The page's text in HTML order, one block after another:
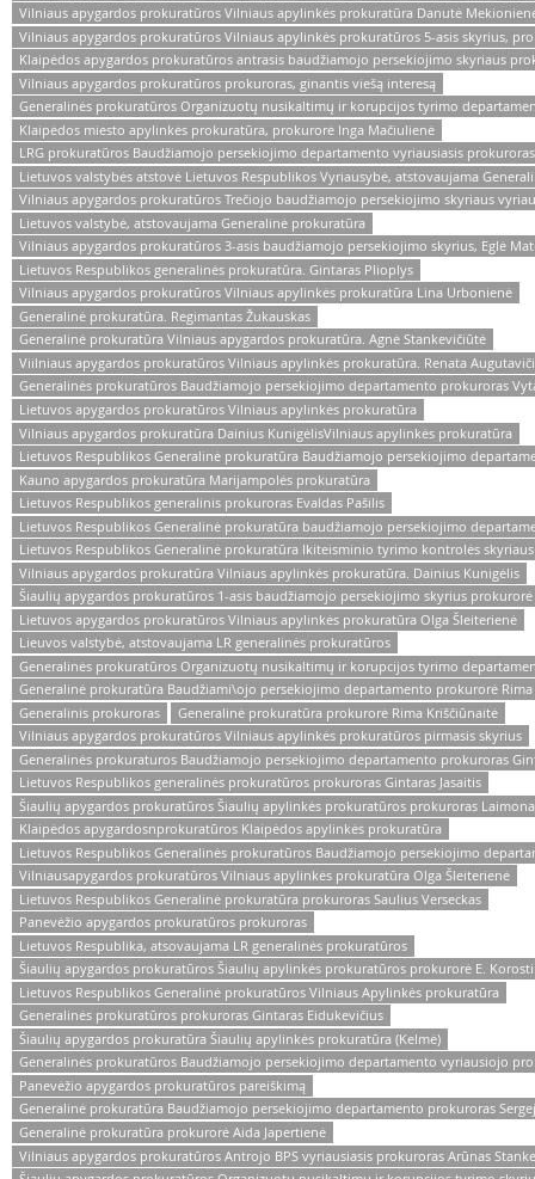
Vilniaus apygardos prokuratūros Vilniaus apylinkės prokuratūra Danutė
Vilniaus apygardos prokuratūros Vilniaus apylinkės prokuratūros 5-asis skyrius,
Klaipėdos apygardos prokuratūros antrasis baudžiamojo persekiojimo skyriaus
Vilniaus apygardos prokuratūros prokuroras, ginantis viešą interesą
Generalinės prokuratūros Organizuotų nusikaltimų ir korupcijos tyrimo
Klaipėdos miesto apylinkės prokuratūra, prokurorė Inga Mačiulienė
LRG prokuratūros Baudžiamojo persekiojimo departamento vyriausiasis
Lietuvos valstybės atstovė Lietuvos Respublikos Vyriausybė, atstovaujama
Vilniaus apygardos prokuratūros Trečiojo baudžiamojo persekiojimo skyriaus
Lietuvos valstybė, atstovaujama Generalinė prokuratūra
Vilniaus apygardos prokuratūros 3-asis baudžiamojo persekiojimo skyrius, Eglė
Lietuvos Respublikos generalinės prokuratūra. Gintaras Plioplys
Vilniaus apygardos prokuratūros Vilniaus apylinkės prokuratūra Lina Urbonienė
Generalinė prokuratūra. Regimantas Žukauskas
Generalinė prokuratūra Vilniaus apygardos prokuratūra. Agnė Stankevičiūtė
Viilniaus apygardos prokuratūros Vilniaus apylinkės prokuratūra. Renata
Generalinės prokuratūros Baudžiamojo persekiojimo departamento prokuroras
Lietuvos apygardos prokuratūros Vilniaus apylinkės prokuratūra
Vilniaus apygardos prokuratūra Dainius KunigėlisVilniaus apylinkės prokuratūra
Lietuvos Respublikos Generalinė prokuratūra Baudžiamojo persekiojimo
Kauno apygardos prokuratūra Marijampolės prokuratūra
Lietuvos Respublikos generalinis prokuroras Evaldas Pašilis
Lietuvos Respublikos Generalinė prokuratūra baudžiamojo persekiojimo
Lietuvos Respublikos Generalinė prokuratūra Ikiteisminio tyrimo kontrolės
Vilniaus apygardos prokuratūra Vilniaus apylinkės prokuratūra. Dainius Kunigėlis
Šiaulių apygardos prokuratūros 1-asis baudžiamojo persekiojimo skyrius
Lietuvos apygardos prokuratūros Vilniaus apylinkės prokuratūra Olga Šleiterienė
Lieuvos valstybė, atstovaujama LR generalinės prokuratūros
Generalinės prokuratūros Organizuotų nusikaltimų ir korupcijos tyrimo
Generalinė prokuratūra Baudžiami\ojo persekiojimo departamento prokurorė
Generalinis prokuroras
Generalinė prokuratūra prokurorė Rima Kriščiūnaitė
Vilniaus apygardos prokuratūros Vilniaus apylinkės prokuratūros pirmasis skyrius
Generalinės prokuraturos Baudžiamojo persekiojimo departamento prokuroras
Lietuvos Respublikos generalinės prokuratūros prokuroras Gintaras Jasaitis
Šiaulių apygardos prokuratūros Šiaulių apylinkės prokuratūros prokuroras
Klaipėdos apygardosnprokuratūros Klaipėdos apylinkės prokuratūra
Lietuvos Respublikos Generalinės prokuratūros Baudžiamojo persekiojimo
Vilniausapygardos prokuratūros Vilniaus apylinkės prokuratūra Olga Šleiterienė
Lietuvos Respublikos Generalinė prokuratūra prokuroras Saulius Verseckas
Panevėžio apygardos prokuratūros prokuroras
Lietuvos Respublika, atsovaujama LR generalinės prokuratūros
Šiaulių apygardos prokuratūros Šiaulių apylinkės prokuratūros prokurorė E.
Lietuvos Respublikos Generalinė prokuratūros Vilniaus Apylinkės prokuratūra
Generalinės prokuratūros prokuroras Gintaras Eidukevičius
Šiaulių apygardos prokuratūra Šiaulių apylinkės prokuratūra (Kelmė)
Generalinės prokuratūros Baudžiamojo persekiojimo departamento vyriausiojo
Panevėžio apygardos prokuratūros pareiškimą
Generalinė prokuratūra Baudžiamojo persekiojimo departamento prokuroras
Generalinė prokuratūra prokurorė Aida Japertienė
Vilniaus apygardos prokuratūros Antrojo BPS vyriausiasis prokuroras Arūnas